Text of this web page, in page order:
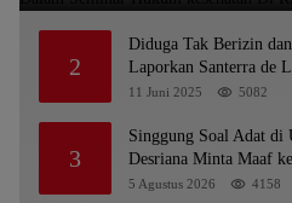
2
Diduga Tak Berizin
Laporkan Santerra de
Batu
11 Juni 2025 5082
3
Singgung Soal Adat di
Desriana Minta Maaf
5 Agustus 2026 4158